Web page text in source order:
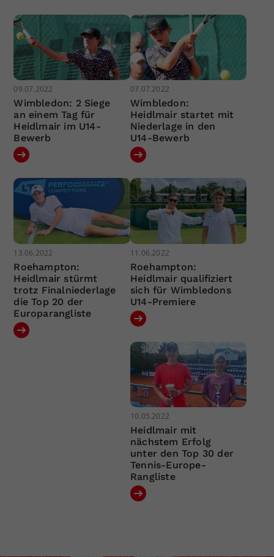
09.07.2022
Wimbledon: 2 Siege
an einem Tag für
Heidlmair im U14-
Bewerb
07.07.2022
Wimbledon:
Heidlmair startet mit
Niederlage in den
U14-Bewerb
13.06.2022
Roehampton:
Heidlmair stürmt
trotz Finalniederlage
die Top 20 der
Europarangliste
11.06.2022
Roehampton:
Heidlmair qualifiziert
sich für Wimbledons
U14-Premiere
10.05.2022
Heidlmair mit
nächstem Erfolg
unter den Top 30 der
Tennis-Europe-
Rangliste